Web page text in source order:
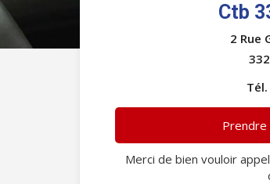
Ctb
2 Rue
Tél.
Prendre
Merci de bien vouloir